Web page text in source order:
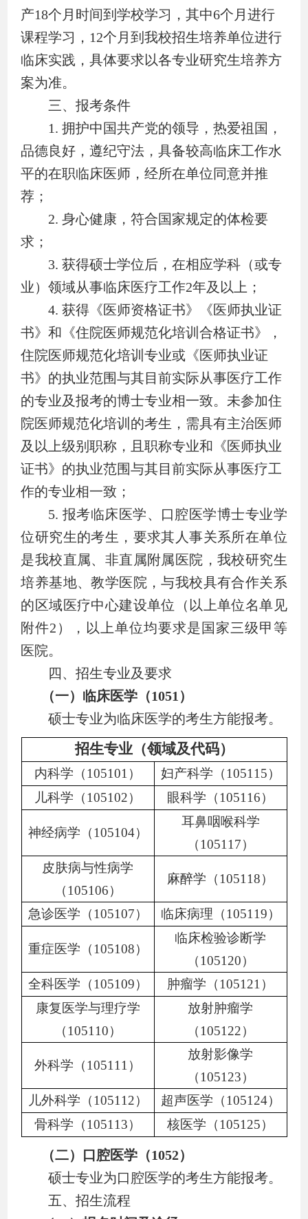
产18个月时间到学校学习，其中6个月进行
课程学习， 12个月到我校招生培养单位进行
临床实践，具体要求以各专业研究生培养方
案为准。
三、报考条件
1.拥护中国共产党的领导，热爱祖国，
品德良好，遵纪守法，具备较高临床工作水
平的在职临床医师，经所在单位同意并推
荐；
2.身心健康，符合国家规定的体检要
求；
3.获得硕士学位后，在相应学科（或专
业）领域从事临床医疗工作2年及以上；
4.获得《医师资格证书》《医师执业证
书》和《住院医师规范化培训合格证书》，
住院医师规范化培训专业或《医师执业证
书》的执业范围与其目前实际从事医疗工作
的专业及报考的博士专业相一致。未参加住
院医师规范化培训的考生，需具有主治医师
及以上级别职称，且职称专业和《医师执业
证书》的执业范围与其目前实际从事医疗工
作的专业相一致；
5. 报考临床医学、口腔医学博士专业学
位研究生的考生，要求其人事关系所在单位
是我校直属、非直属附属医院，我校研究生
培养基地、教学医院，与我校具有合作关系
的区域医疗中心建设单位 （以上单位名单见
附件2 ），以上单位均要求是国家三级甲等
医院。
四、招生专业及要求
（一）临床医学（1051 ）
硕士专业为临床医学的考生方能报考。
招生专业（领域及代码）
内科学（105101 ） 妇产科学（105115）
儿科学（105102） 眼科学（105116）
神经病学（105104）
耳鼻咽喉科学
（105117）
皮肤病与性病学
（105106）
麻醉学（105118）
急诊医学（105107） 临床病理（105119）
重症医学（105108）
临床检验诊断学
（105120）
全科医学（105109） 肿瘤学（105121 ）
康复医学与理疗学
（105110）
放射肿瘤学
（105122）
外科学（105111 ）
放射影像学
（105123）
儿外科学（105112） 超声医学（105124）
骨科学（105113） 核医学（105125）
（二）口腔医学（1052）
硕士专业为口腔医学的考生方能报考。
五、招生流程